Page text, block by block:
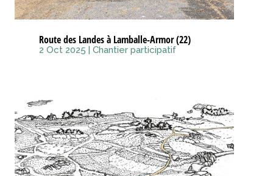
Route des Landes à Lamballe-Armor (22)
2 Oct 2025 | Chantier participatif